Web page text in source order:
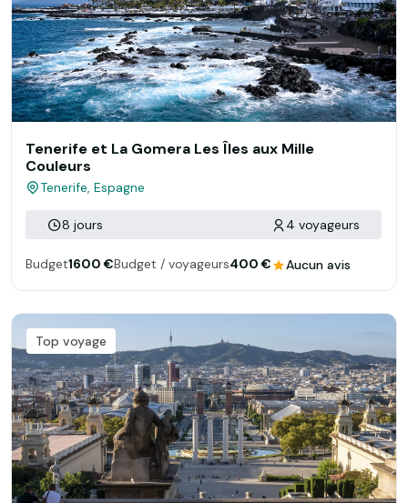
Tenerife et La Gomera Les Îles aux Mille
Couleurs
Tenerife, Espagne
8 jours 4 voyageurs
Budget1600 €Budget / voyageurs400 € Aucun avis
Top voyage